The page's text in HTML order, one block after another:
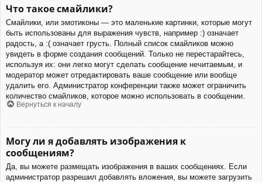
Что такое смайлики?
Смайлики, или эмотиконы — это маленькие картинки, которые могут
быть использованы для выражения чувств, например :) означает
радость, а :( означает грусть. Полный список смайликов можно
увидеть в форме создания сообщений. Только не перестарайтесь,
используя их: они легко могут сделать сообщение нечитаемым, и
модератор может отредактировать ваше сообщение или вообще
удалить его. Администратор конференции также может ограничить
количество смайликов, которое можно использовать в сообщении.
Вернуться к началу
Могу ли я добавлять изображения к
сообщениям?
Да, вы можете размещать изображения в ваших сообщениях. Если
администратор разрешил добавлять вложения, вы можете загрузить